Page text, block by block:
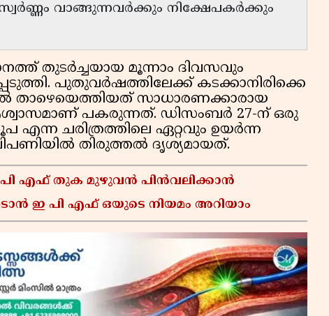
വാങ്ങുന്നവർക്കും നിക്ഷേപകർക്കും
തുടർച്ചയായ മൂന്നാം ദിവസവും
പുതുവർഷത്തിലേക്ക് കടക്കാനിരിക്കെ
താഴെയെത്തിയത് സാധാരണക്കാരായ
പകരുന്നത്. ഡിസംബർ 27-ന് ഒരു
എന്ന ചരിത്രത്തിലെ ഏറ്റവും ഉയർന്ന
തിരുത്തൽ ദൃശ്യമായത്.
പി എഫ് തുക മുഴുവൻ പിൻവലിക്കാൻ
ഇ പി എഫ് ഒയുടെ നിയമം അറിയാം